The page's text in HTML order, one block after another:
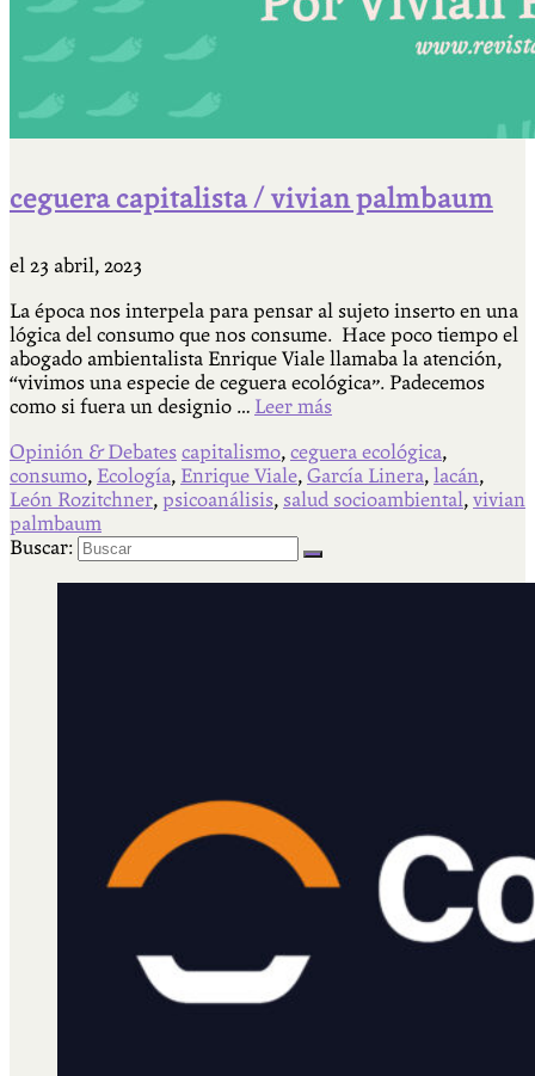
ceguera capitalista / vivian palmbaum
el 23 abril, 2023
La época nos interpela para pensar al sujeto inserto en una
lógica del consumo que nos consume. Hace poco tiempo el
abogado ambientalista Enrique Viale llamaba la atención,
“vivimos una especie de ceguera ecológica”. Padecemos
como si fuera un designio … Leer más
Opinión & Debates capitalismo, ceguera ecológica,
consumo, Ecología, Enrique Viale, García Linera, lacán,
León Rozitchner, psicoanálisis, salud socioambiental, vivian
palmbaum
Buscar: